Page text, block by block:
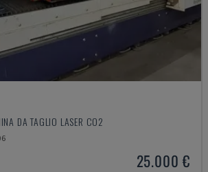
DA TAGLIO LASER CO2
25.000 €